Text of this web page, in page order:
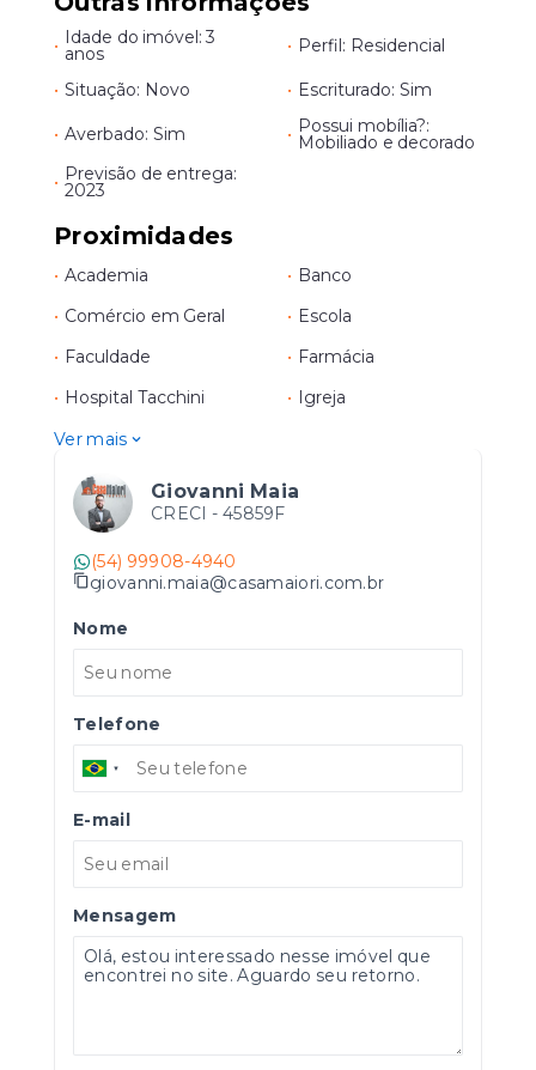
• Idade do imóvel: 3
anos • Perfil: Residencial
• Situação: Novo • Escriturado: Sim
• Averbado: Sim • Possui mobília?:
Mobiliado e decorado
• Previsão de entrega:
2023
Proximidades
• Academia • Banco
• Comércio em Geral • Escola
• Faculdade • Farmácia
• Hospital Tacchini • Igreja
Ver mais
Giovanni Maia
CRECI - 45859F
(54) 99908-4940
giovanni.maia@casamaiori.com.br
Nome
Telefone
E-mail
Mensagem